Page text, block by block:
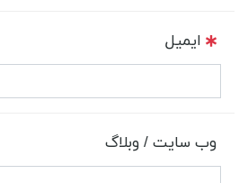
ایمیل
وب سایت / وبلاگ